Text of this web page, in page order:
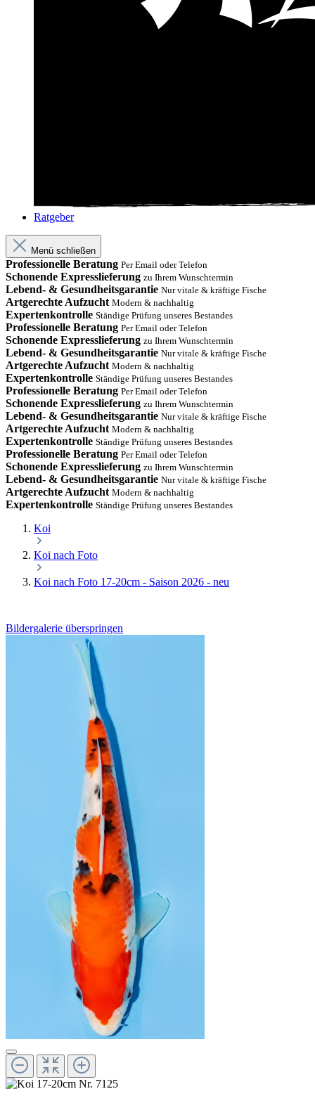
Ratgeber
Menü schließen
Professionelle Beratung Per Email oder Telefon
Schonende Expresslieferung zu Ihrem Wunschtermin
Lebend- & Gesundheitsgarantie Nur vitale & kräftige Fische
Artgerechte Aufzucht Modern & nachhaltig
Expertenkontrolle Ständige Prüfung unseres Bestandes
Professionelle Beratung Per Email oder Telefon
Schonende Expresslieferung zu Ihrem Wunschtermin
Lebend- & Gesundheitsgarantie Nur vitale & kräftige Fische
Artgerechte Aufzucht Modern & nachhaltig
Expertenkontrolle Ständige Prüfung unseres Bestandes
Professionelle Beratung Per Email oder Telefon
Schonende Expresslieferung zu Ihrem Wunschtermin
Lebend- & Gesundheitsgarantie Nur vitale & kräftige Fische
Artgerechte Aufzucht Modern & nachhaltig
Expertenkontrolle Ständige Prüfung unseres Bestandes
Professionelle Beratung Per Email oder Telefon
Schonende Expresslieferung zu Ihrem Wunschtermin
Lebend- & Gesundheitsgarantie Nur vitale & kräftige Fische
Artgerechte Aufzucht Modern & nachhaltig
Expertenkontrolle Ständige Prüfung unseres Bestandes
Koi
Koi nach Foto
Koi nach Foto 17-20cm - Saison 2026 - neu
Bildergalerie überspringen